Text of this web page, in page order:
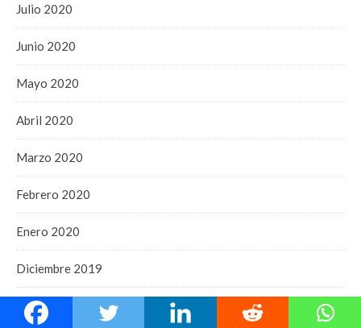
Julio 2020
Junio 2020
Mayo 2020
Abril 2020
Marzo 2020
Febrero 2020
Enero 2020
Diciembre 2019
Noviembre 2019